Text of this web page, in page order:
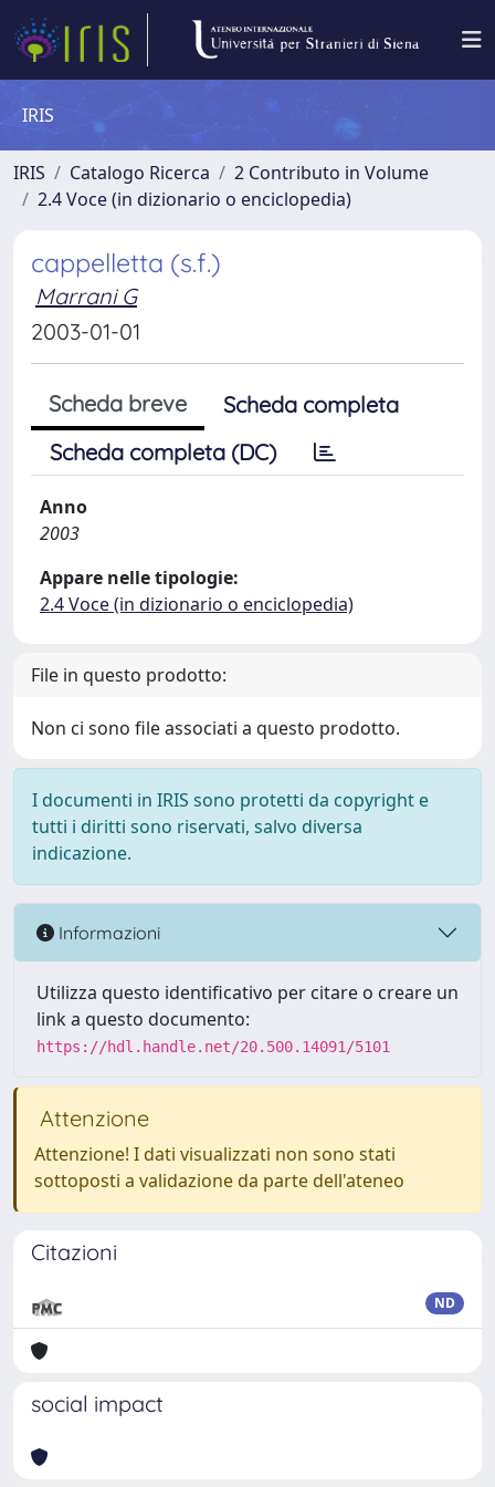
IRIS
IRIS Catalogo Ricerca
2 Contributo in Volume
2.4 Voce (in dizionario o enciclopedia)
cappelletta (s.f.)
Marrani G
2003-01-01
Scheda breve
Scheda completa
Scheda completa (DC)
Anno
2003
Appare nelle tipologie:
2.4 Voce (in dizionario o enciclopedia)
File in questo prodotto:
Non ci sono file associati a questo prodotto.
I documenti in IRIS sono protetti da copyright e
tutti i diritti sono riservati, salvo diversa
indicazione.
Informazioni
Utilizza questo identificativo per citare o creare un
link a questo documento:
https://hdl.handle.net/20.500.14091/5101
Attenzione
Attenzione! I dati visualizzati non sono stati
sottoposti a validazione da parte dell'ateneo
Citazioni
ND
social impact